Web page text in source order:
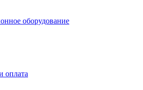
оборудование
оплата